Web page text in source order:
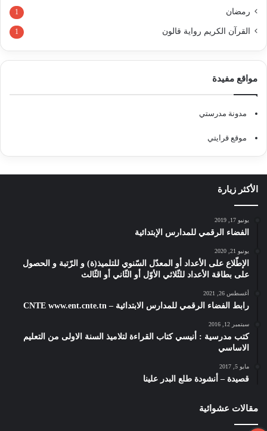
رمضان 1
القرآن الكريم رواية قالون 1
مواقع مفيدة
مدونة مدرستي
موقع قرايتي
الأكثر زيارة
يونيو 17, 2019
الفضاء الرقمي للمدارس الإبتدائية
يونيو 21, 2020
الإطّلاع على الأعداد أو المعدّل السّنوي للتلميذ(ة) و الرّتبة و الحصول
على بطاقة الأعداد للثّلاثي الأوّل أو الثّاني أو الثّالث
أغسطس 26, 2021
رابط الفضاء الرقمي للمدارس الابتدائية – CNTE www.ent.cnte.tn
سبتمبر 12, 2016
كتب مدرسية : أنيسي كتاب القراءة لتلاميذ السنة الاولى من التعليم
الاساسي
مايو 5, 2017
قصيدة – أنشودة طلع البدر علينا
مقالات عشوائية